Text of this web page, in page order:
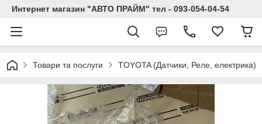
Интернет магазин "АВТО ПРАЙМ" тел - 093-054-04-54
Товари та послуги TOYOTA (Датчики, Реле, електрика)